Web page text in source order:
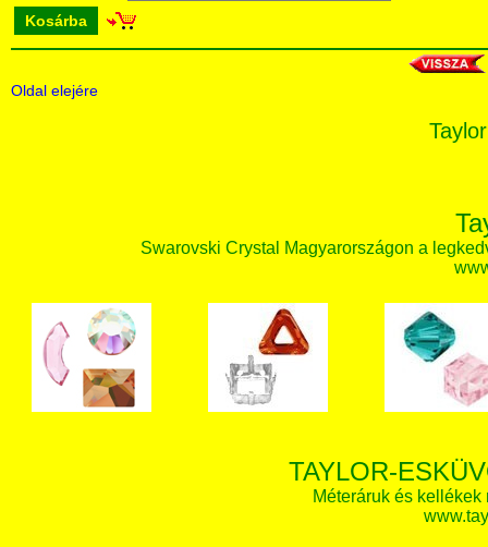
Kosárba
Oldal elejére
Swarovski Crystal Magyarországon a
TAYLOR-
Méteráruk és